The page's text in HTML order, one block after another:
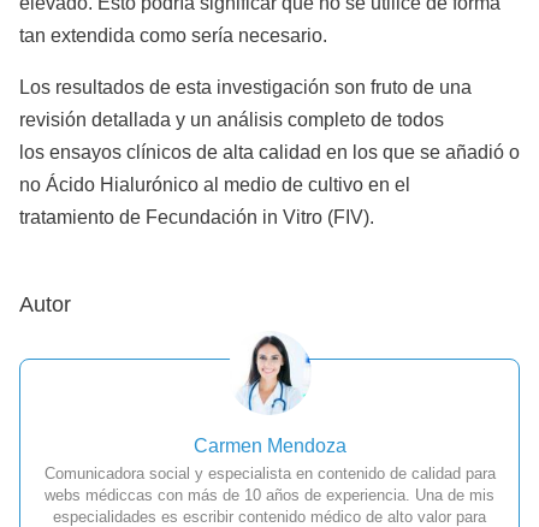
tan extendida como sería necesario.
Los resultados de esta investigación son fruto de una
revisión detallada y un análisis completo de todos
los ensayos clínicos de alta calidad en los que se añadió o
no Ácido Hialurónico al medio de cultivo en el
tratamiento de Fecundación in Vitro (FIV).
Autor
Carmen Mendoza
Comunicadora social y especialista en contenido de calidad para
webs médiccas con más de 10 años de experiencia. Una de mis
especialidades es escribir contenido médico de alto valor para